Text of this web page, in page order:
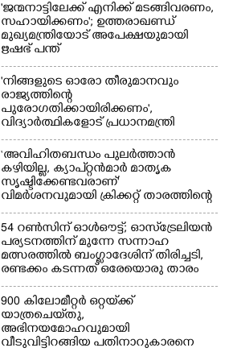
'ജന്മനാട്ടിലേക്ക് എനിക്ക് മടങ്ങിവരണം,
സഹായിക്കണം'; ഉത്തരാഖണ്ഡ്
മുഖ്യമന്ത്രിയോട് അപേക്ഷയുമായി
ഋഷഭ് പന്ത്
'നിങ്ങളുടെ ഓരോ തീരുമാനവും
രാജ്യത്തിന്റെ
പുരോഗതിക്കായിരിക്കണം',​
വിദ്യാർത്ഥികളോട് പ്രധാനമന്ത്രി
‘അവിഹിതബന്ധം പുലർത്താൻ
കഴിയില്ല,​ ക്യാപ്റ്റൻമാർ മാതൃക
സൃഷ്ടിക്കേണ്ടവരാണ്'
വിമർശനവുമായി ക്രിക്കറ്റ് താരത്തിന്റെ
ഭാര്യ
54 റൺസിന് ഓൾഔട്ട്; ഓസ്‌ട്രേലിയൻ
പര്യടനത്തിന് മുന്നേ സന്നാഹ
മത്സരത്തിൽ ബംഗ്ലാദേശിന് തിരിച്ചടി,
രണ്ടക്കം കടന്നത് ഒരേയൊരു താരം
900 കിലോമീറ്റർ ഒറ്റയ്‌ക്ക്
യാത്രചെ‌യ്‌തു,​
അഭിനയമോഹവുമായി
വീടുവിട്ടിറങ്ങിയ പതിനാറുകാരനെ